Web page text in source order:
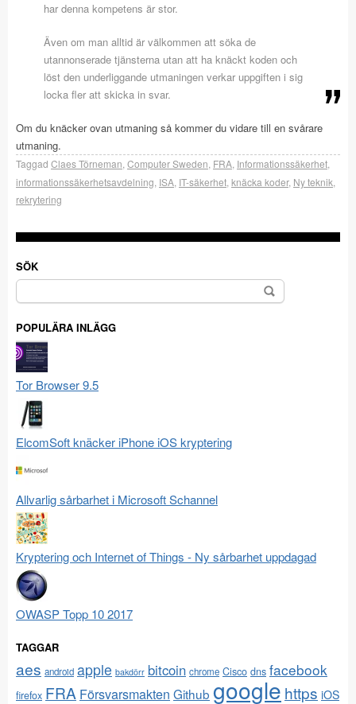
har denna kompetens är stor.
Även om man alltid är välkommen att söka de
utannonserade tjänsterna utan att ha knäckt koden och
löst den underliggande utmaningen verkar uppgiften i sig
locka fler att skicka in svar.
Om du knäcker ovan utmaning så kommer du vidare till en svårare
utmaning.
Taggad Claes Törneman,Computer Sweden, FRA, Informationssäkerhet,
informationssäkerhetsavdelning, ISA, IT-säkerhet,knäcka koder, Ny teknik,
rekrytering
SÖK
Sök
efter:
POPULÄRA INLÄGG
Tor Browser 9.5
ElcomSoft knäcker iPhone iOS kryptering
Allvarlig sårbarhet i Microsoft Schannel
Kryptering och Internet of Things - Ny sårbarhet uppdagad
OWASP Topp 10 2017
TAGGAR
aes android apple bakdörr bitcoin chrome Cisco dns facebook
firefox FRA Försvarsmakten Github google https iOS